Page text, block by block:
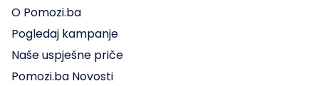
O Pomozi.ba
Pogledaj kampanje
Naše uspješne priče
Pomozi.ba Novosti